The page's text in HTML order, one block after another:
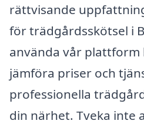
rättvisande
för trädgårdsskötsel i
använda vår plattform
jämföra priser och
professionella
din närhet. Tveka inte